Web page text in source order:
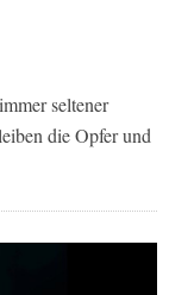
seltener
die Opfer und